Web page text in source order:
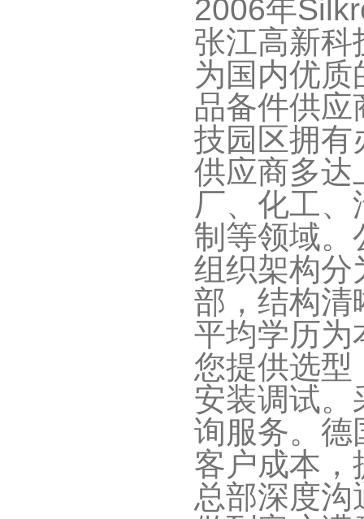
2006年
张江高新科
为国内优
品备件供应
技园区拥有
供应商多达
厂、化工
制等领域。
组织架构分
部，结构清
平均学历为
您提供选型
安装调试。
询服务。德
客户成本，
总部深度沟